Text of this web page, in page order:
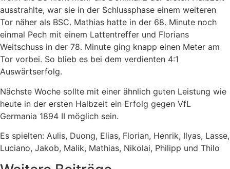
ausstrahlte, war sie in der Schlussphase einem weiteren
Tor näher als BSC. Mathias hatte in der 68. Minute noch
einmal Pech mit einem Lattentreffer und Florians
Weitschuss in der 78. Minute ging knapp einen Meter am
Tor vorbei. So blieb es bei dem verdienten 4:1
Auswärtserfolg.
Nächste Woche sollte mit einer ähnlich guten Leistung wie
heute in der ersten Halbzeit ein Erfolg gegen VfL
Germania 1894 II möglich sein.
Es spielten: Aulis, Duong, Elias, Florian, Henrik, Ilyas, Lasse,
Luciano, Jakob, Malik, Mathias, Nikolai, Philipp und Thilo